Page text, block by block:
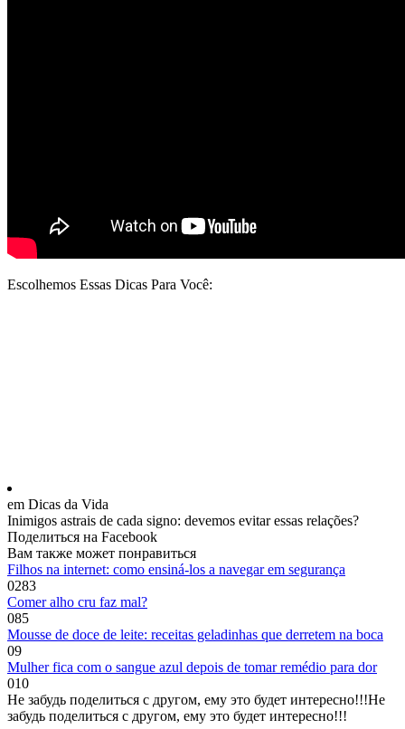
Escolhemos Essas Dicas Para Você:
em Dicas da Vida
Inimigos astrais de cada signo: devemos evitar essas relações?
Поделиться на Facebook
Вам также может понравиться
Filhos na internet: como ensiná-los a navegar em segurança
0283
Comer alho cru faz mal?
085
Mousse de doce de leite: receitas geladinhas que derretem na boca
09
Mulher fica com o sangue azul depois de tomar remédio para dor
010
Не забудь поделиться с другом, ему это будет интересно!!!Не
забудь поделиться с другом, ему это будет интересно!!!